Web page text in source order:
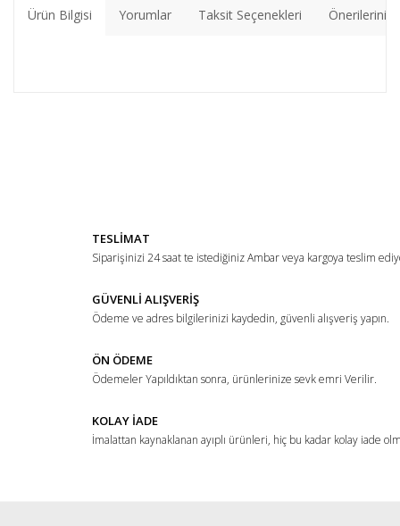
Ürün Bilgisi Yorumlar Taksit Seçenekleri Önerileriniz
Ürün açıklamasında eksik bilgiler bulunuyor.
Ürün fiyatı diğer sitelerden daha pahalı.
Bu ürüne benzer farklı alternatifler olmalı.
Gönder
TESLİMAT
Siparişinizi 24 saat te istediğiniz Ambar veya kargoya teslim
GÜVENLİ ALIŞVERİŞ
Ödeme ve adres bilgilerinizi kaydedin, güvenli alışveriş yapın.
ÖN ÖDEME
Ödemeler Yapıldıktan sonra, ürünlerinize sevk emri Verilir.
KOLAY İADE
İmalattan kaynaklanan ayıplı ürünleri, hiç bu kadar kolay iade